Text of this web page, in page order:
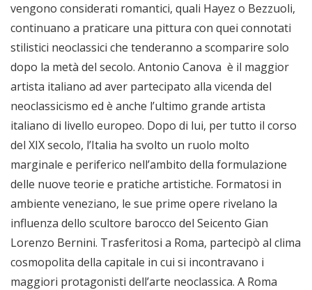
vengono considerati romantici, quali Hayez o Bezzuoli,
continuano a praticare una pittura con quei connotati
stilistici neoclassici che tenderanno a scomparire solo
dopo la metà del secolo. Antonio Canova è il maggior
artista italiano ad aver partecipato alla vicenda del
neoclassicismo ed è anche l’ultimo grande artista
italiano di livello europeo. Dopo di lui, per tutto il corso
del XIX secolo, l’Italia ha svolto un ruolo molto
marginale e periferico nell’ambito della formulazione
delle nuove teorie e pratiche artistiche. Formatosi in
ambiente veneziano, le sue prime opere rivelano la
influenza dello scultore barocco del Seicento Gian
Lorenzo Bernini. Trasferitosi a Roma, partecipò al clima
cosmopolita della capitale in cui si incontravano i
maggiori protagonisti dell’arte neoclassica. A Roma